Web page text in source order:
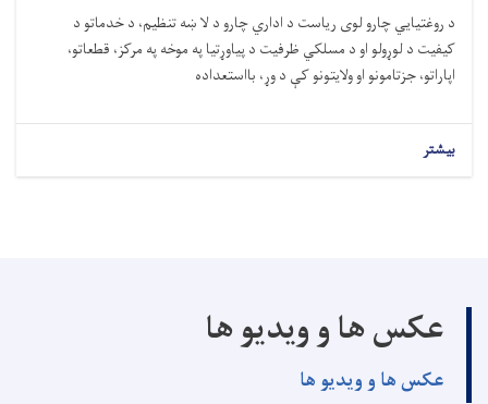
د روغتيايي چارو لوی ریاست د اداري چارو د لا ښه تنظیم، د خدماتو د
کیفیت د لوړولو او د مسلکي ظرفیت د پیاوړتیا په موخه په مرکز، قطعاتو،
اپاراتو، جزتامونو او ولایتونو کې د وړ، بااستعداده
بیشتر
عکس ها و ویدیو ها
عکس ها و ویدیو ها